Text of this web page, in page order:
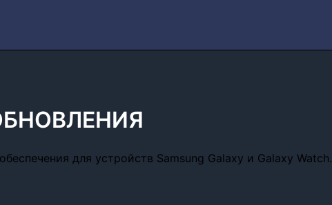
для устройств Samsung Galaxy и Galaxy Watch.